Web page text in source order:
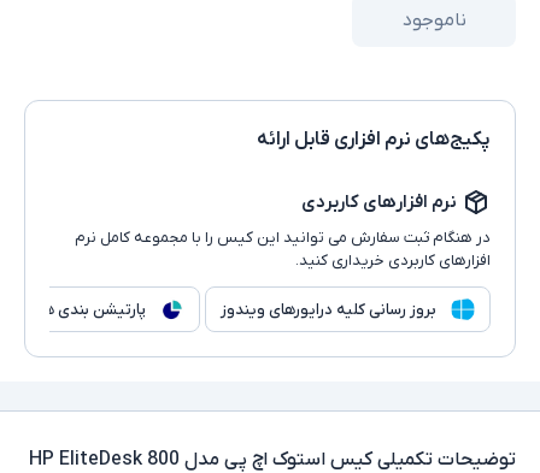
ناموجود
پکیج‌های نرم افزاری قابل ارائه
نرم افزارهای کاربردی
در هنگام ثبت سفارش می توانید این کیس را با مجموعه کامل نرم
افزارهای کاربردی خریداری کنید.
بروز رسانی کلیه درایورهای ویندوز پارتیشن بندی هارد
توضیحات تکمیلی
کیس استوک اچ پی مدل HP EliteDesk 800